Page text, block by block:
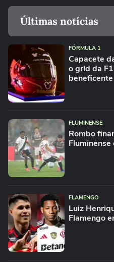
Últimas notícias
FÓRMULA 1
Capacete
o grid da
beneficente
FLUMINENSE
Rombo
FLAMENGO
Luiz
Flamengo